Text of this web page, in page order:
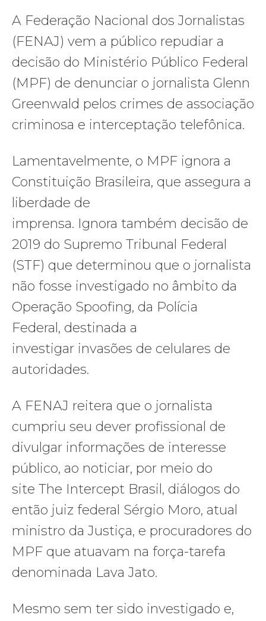
A Federação Nacional dos Jornalistas
(FENAJ) vem a público repudiar a
decisão do Ministério Público Federal
(MPF) de denunciar o jornalista Glenn
Greenwald pelos crimes de associação
criminosa e interceptação telefônica.
Lamentavelmente, o MPF ignora a
Constituição Brasileira, que assegura a
liberdade de
imprensa. Ignora também decisão de
2019 do Supremo Tribunal Federal
(STF) que determinou que o jornalista
não fosse investigado no âmbito da
Operação Spoofing, da Polícia
Federal, destinada a
investigar invasões de celulares de
autoridades.
A FENAJ reitera que o jornalista
cumpriu seu dever profissional de
divulgar informações de interesse
público, ao noticiar, por meio do
site The Intercept Brasil, diálogos do
então juiz federal Sérgio Moro, atual
ministro da Justiça, e procuradores do
MPF que atuavam na força-tarefa
denominada Lava Jato.
Mesmo sem ter sido investigado e,